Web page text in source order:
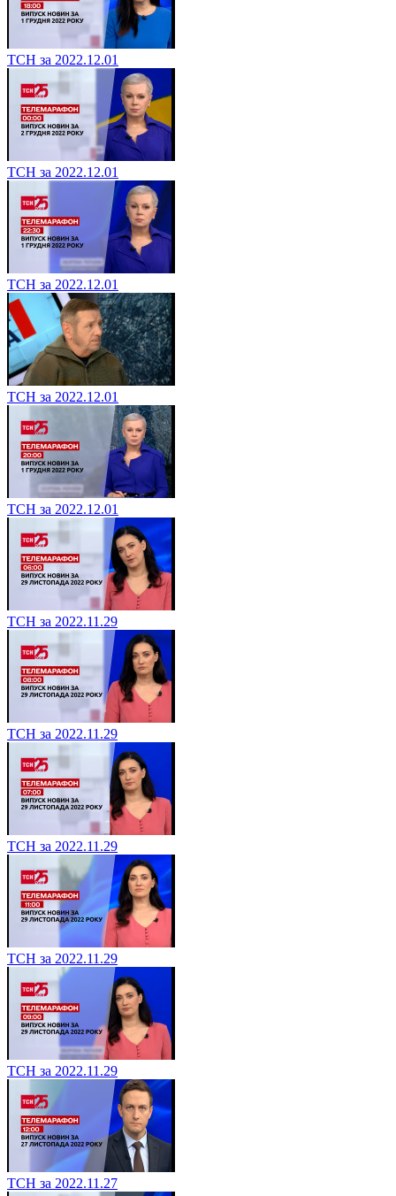
ТСН за 2022.12.01
ТСН за 2022.12.01
ТСН за 2022.12.01
ТСН за 2022.12.01
ТСН за 2022.12.01
ТСН за 2022.11.29
ТСН за 2022.11.29
ТСН за 2022.11.29
ТСН за 2022.11.29
ТСН за 2022.11.29
ТСН за 2022.11.27